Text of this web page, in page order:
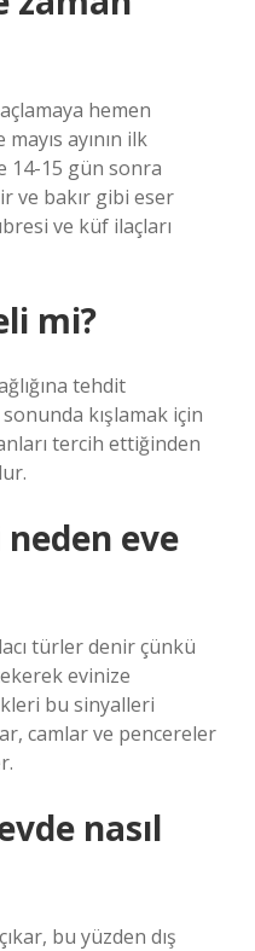
hemen
ayının ilk
14-15 gün sonra
ve bakır gibi eser
ve küf ilaçları
mi?
tehdit
kışlamak için
tercih ettiğinden
eve
türler denir çünkü
evinize
bu sinyalleri
camlar ve pencereler
nasıl
bu yüzden dış